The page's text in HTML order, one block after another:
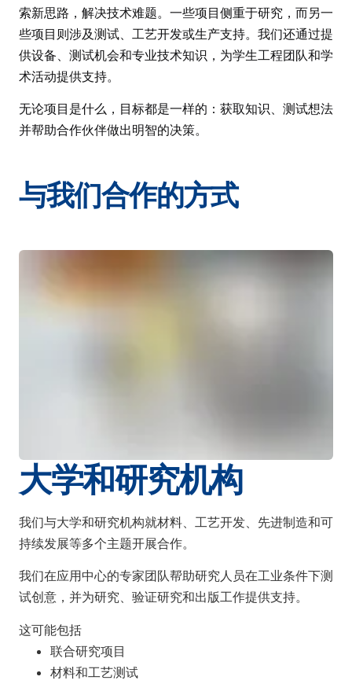
索新思路，解决技术难题。一些项目侧重于研究，而另一
些项目则涉及测试、工艺开发或生产支持。我们还通过提
供设备、测试机会和专业技术知识，为学生工程团队和学
术活动提供支持。
无论项目是什么，目标都是一样的：获取知识、测试想法
并帮助合作伙伴做出明智的决策。
与我们合作的方式
大学和研究机构
我们与大学和研究机构就材料、工艺开发、先进制造和可
持续发展等多个主题开展合作。
我们在应用中心的专家团队帮助研究人员在工业条件下测
试创意，并为研究、验证研究和出版工作提供支持。
这可能包括
联合研究项目
材料和工艺测试